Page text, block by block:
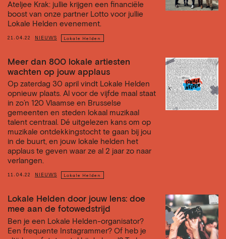
Ateljee Krak: jullie krijgen een financiële
boost van onze partner Lotto voor jullie
Lokale Helden evenement.
21.04.22 NIEUWS Lokale Helden
Meer dan 800 lokale artiesten
wachten op jouw applaus
Op zaterdag 30 april vindt Lokale Helden
opnieuw plaats. Al voor de vijfde maal staat
in zo’n 120 Vlaamse en Brusselse
gemeenten en steden lokaal muzikaal
talent centraal. Dé uitgelezen kans om op
muzikale ontdekkingstocht te gaan bij jou
in de buurt, en jouw lokale helden het
applaus te geven waar ze al 2 jaar zo naar
verlangen.
11.04.22 NIEUWS Lokale Helden
Lokale Helden door jouw lens: doe
mee aan de fotowedstrijd
Ben je een Lokale Helden-organisator?
Een frequente Instagrammer? Of heb je